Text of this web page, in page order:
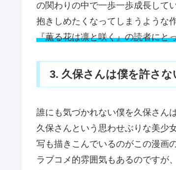
の関わりの中で一歩一歩成長して
抱きしめたくなってしまうような
『薫る花は凛と咲く』の読者にと
3. 久保さんは僕を許さ
誰にも気づかれない僕を久保さん
久保さんという思わせぶりな美少
写も描きこんでいるのがこの漫画
ラブコメ的雰囲気もあるのですが